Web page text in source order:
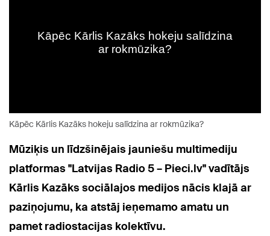
Kāpēc Kārlis Kazāks hokeju salīdzina ar rokmūzika?
Mūziķis un līdzšinējais jauniešu multimediju
platformas "Latvijas Radio 5 – Pieci.lv" vadītājs
Kārlis Kazāks sociālajos medijos nācis klajā ar
paziņojumu, ka atstāj ieņemamo amatu un
pamet radiostacijas kolektīvu.